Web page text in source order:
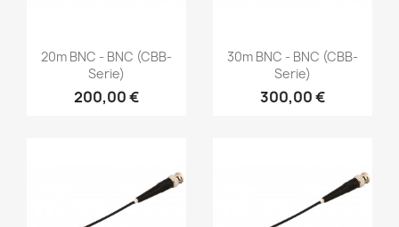
Vorschau
20m BNC - BNC (CBB-
Serie)
200,00 €
Vorschau
30m BNC - BNC (CBB-
Serie)
300,00 €